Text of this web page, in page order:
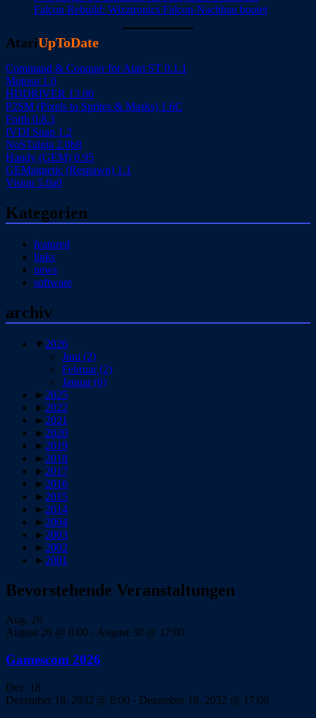
Falcon Rebuild: Wizztronics Falcon-Nachbau bootet
AtariUpToDate
Command & Conquer for Atari ST 0.1.1
Motosu 1.0
HDDRIVER 13.00
P2SM (Pixels to Sprites & Masks) 1.6C
Forth 0.8.3
fVDI Snap 1.2
NoSTalgia 2.0b8
Handy (GEM) 0.95
GEMagnetic (Respawn) 1.1
Vision 5.0a0
Kategorien
featured
links
news
software
archiv
▼ 2026
Juni (2)
Februar(2)
Januar(6)
► 2025
► 2022
► 2021
► 2020
► 2019
► 2018
► 2017
► 2016
► 2015
► 2014
► 2004
► 2003
► 2002
► 2001
Bevorstehende Veranstaltungen
Aug. 26
August 26 @ 8:00 -August 30 @ 17:00
Gamescom 2026
Dez. 18
Dezember 18, 2032 @ 8:00 - Dezember 19, 2032 @ 17:00